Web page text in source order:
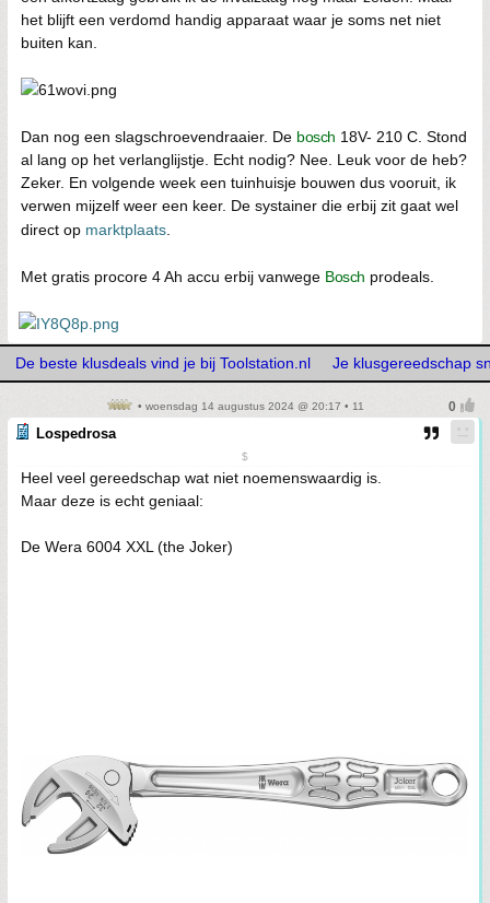
het blijft een verdomd handig apparaat waar je soms net niet
buiten kan.
Dan nog een slagschroevendraaier. De bosch 18V- 210 C. Stond
al lang op het verlanglijstje. Echt nodig? Nee. Leuk voor de heb?
Zeker. En volgende week een tuinhuisje bouwen dus vooruit, ik
verwen mijzelf weer een keer. De systainer die erbij zit gaat wel
direct op marktplaats
Met gratis procore 4 Ah accu erbij vanwege Bosch prodeals.
De beste klusdeals vind je bij Toolstation.nl Je klusgereedschap
• woensdag 14 augustus 2024 @ 20:17 • 11
Lospedrosa
$
Heel veel gereedschap wat niet noemenswaardig is.
Maar deze is echt geniaal:
De Wera 6004 XXL (the Joker)